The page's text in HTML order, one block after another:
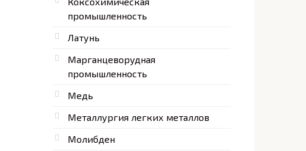
промышленность
Латунь
Марганцеворудная
промышленность
Медь
Металлургия легких металлов
Молибден